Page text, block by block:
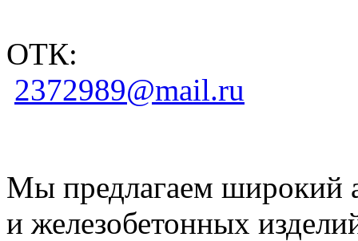
ОТК:
2372989@mail.ru
Мы предлагаем широкий
и железобетонных